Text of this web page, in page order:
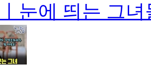
눈에 띄는 그